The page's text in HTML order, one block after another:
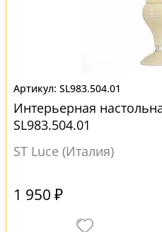
SL983.504.01
Интерьерная
SL983.504.01
ST Luce (Италия)
1 950 ₽